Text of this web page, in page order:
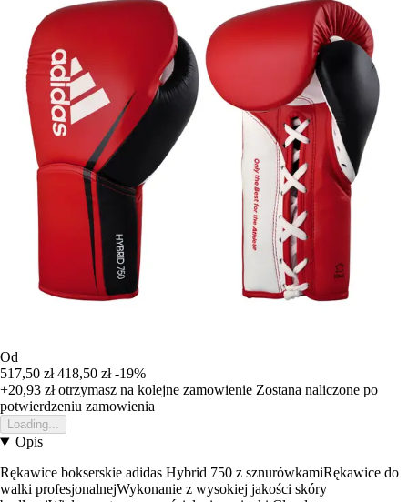
Od
517,50 zł 418,50 zł -19%
+20,93 złotrzymasz na kolejne zamowienie Zostana naliczone po
potwierdzeniu zamowienia
Loading...
Opis
Rękawice bokserskie adidas Hybrid 750 z sznurówkamiRękawice do
walki profesjonalnejWykonanie z wysokiej jakości skóry